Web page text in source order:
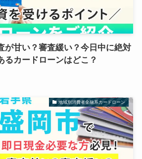
が甘い？審査緩い？今日中に絶対
るカードローンはどこ？
地域別消費者金融系カードローン